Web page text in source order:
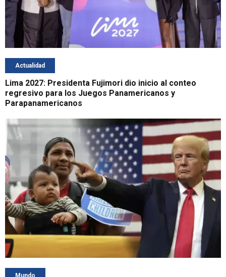
Actualidad
Lima 2027: Presidenta Fujimori dio inicio al conteo
regresivo para los Juegos Panamericanos y
Parapanamericanos
Mundo